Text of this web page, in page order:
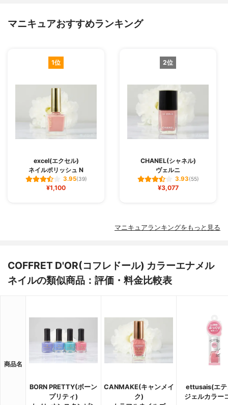
マニキュアおすすめランキング
1位
excel(エクセル)
ネイルポリッシュ N
3.95(39)
¥1,100
2位
CHANEL(シャネル)
ヴェルニ
3.93(55)
¥3,077
マニキュアランキングをもっと見る
COFFRET D'OR(コフレドール) カラーエナメル
ネイルの類似商品：評価・料金比較表
商品名
BORN PRETTY(ボーン
プリティ)
CANMAKE(キャンメイ
ク)
ettusais(エテ
ジェルカラー